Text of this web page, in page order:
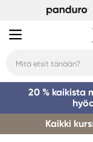
20 % kaikista
Kaikki